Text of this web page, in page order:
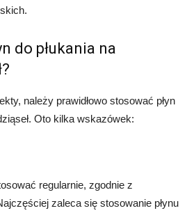
do płukania na
należy prawidłowo stosować płyn
Oto kilka wskazówek:
regularnie, zgodnie z
zaleca się stosowanie płynu